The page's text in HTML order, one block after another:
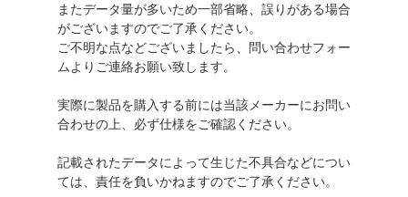
またデータ量が多いため一部省略、誤りがある場合
がございますのでご了承ください。
ご不明な点などございましたら、問い合わせフォー
ムよりご連絡お願い致します。
実際に製品を購入する前には当該メーカーにお問い
合わせの上、必ず仕様をご確認ください。
記載されたデータによって生じた不具合などについ
ては、責任を負いかねますのでご了承ください。